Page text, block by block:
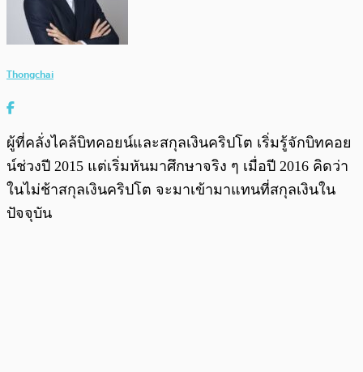
Thongchai
ผู้ที่คลั่งไคล้บิทคอยน์และสกุลเงินคริปโต เริ่มรู้จักบิทคอย
น์ช่วงปี 2015 แต่เริ่มหันมาศึกษาจริง ๆ เมื่อปี 2016 คิดว่า
ในไม่ช้าสกุลเงินคริปโต จะมาเข้ามาแทนที่สกุลเงินใน
ปัจจุบัน